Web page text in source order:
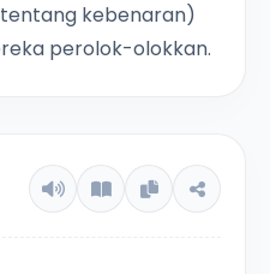
kebenaran)
perolok-olokkan.